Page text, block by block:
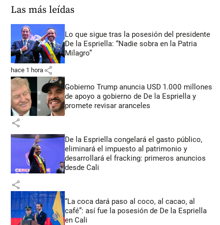
Las más leídas
Lo que sigue tras la posesión del presidente
De la Espriella: “Nadie sobra en la Patria
Milagro”
hace 1 hora share
Gobierno Trump anuncia USD 1.000 millones
de apoyo a gobierno de De la Espriella y
promete revisar aranceles
share
De la Espriella congelará el gasto público,
eliminará el impuesto al patrimonio y
desarrollará el fracking: primeros anuncios
desde Cali
share
“La coca dará paso al coco, al cacao, al
café”: así fue la posesión de De la Espriella
en Cali